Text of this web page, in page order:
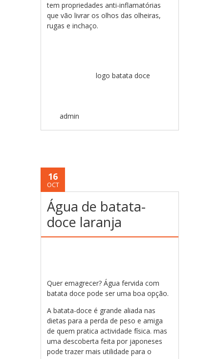
tem propriedades anti-inflamatórias
que vão livrar os olhos das olheiras,
rugas e inchaço.
logo batata doce
admin
16
OCT
Água de batata-
doce laranja
Quer emagrecer? Água fervida com
batata doce pode ser uma boa opção.
A batata-doce é grande aliada nas
dietas para a perda de peso e amiga
de quem pratica actividade física. mas
uma descoberta feita por japoneses
pode trazer mais utilidade para o